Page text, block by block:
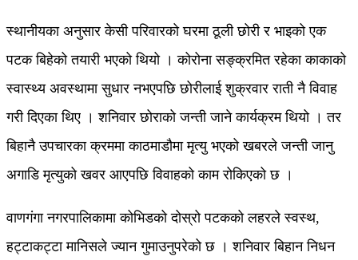
स्थानीयका अनुसार केसी परिवारको घरमा ठूली छोरी र भाइको एक
पटक बिहेको तयारी भएको थियो । कोरोना सङ्क्रमित रहेका काकाको
स्वास्थ्य अवस्थामा सुधार नभएपछि छोरीलाई शुक्रवार राती नै विवाह
गरी दिएका थिए । शनिवार छोराको जन्ती जाने कार्यक्रम थियो । तर
बिहानै उपचारका क्रममा काठमाडौमा मृत्यु भएको खबरले जन्ती जानु
अगाडि मृत्युको खवर आएपछि विवाहको काम रोकिएको छ ।
वाणगंगा नगरपालिकामा कोभिडको दोस्रो पटकको लहरले स्वस्थ,
हट्टाकट्टा मानिसले ज्यान गुमाउनुपरेको छ । शनिवार बिहान निधन